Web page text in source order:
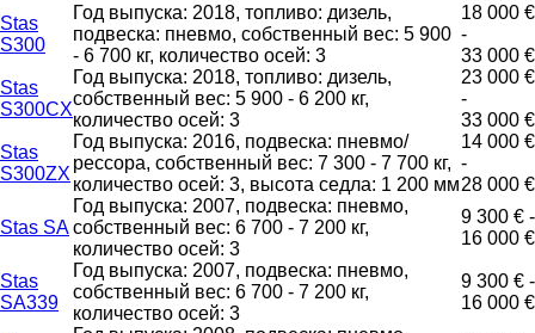
Stas
S300
Год выпуска: 2018, топливо: дизель,
подвеска: пневмо, собственный вес: 5 900
- 6 700 кг, количество осей: 3
18 000 €
-
33 000 €
Stas
S300CX
Год выпуска: 2018, топливо: дизель,
собственный вес: 5 900 - 6 200 кг,
количество осей: 3
23 000 €
-
33 000 €
Stas
S300ZX
Год выпуска: 2016, подвеска: пневмо/
рессора, собственный вес: 7 300 - 7 700 кг,
количество осей: 3, высота седла: 1 200 мм
14 000 €
-
28 000 €
Stas SA
Год выпуска: 2007, подвеска: пневмо,
собственный вес: 6 700 - 7 200 кг,
количество осей: 3
9 300 € -
16 000 €
Stas
SA339
Год выпуска: 2007, подвеска: пневмо,
собственный вес: 6 700 - 7 200 кг,
количество осей: 3
9 300 € -
16 000 €